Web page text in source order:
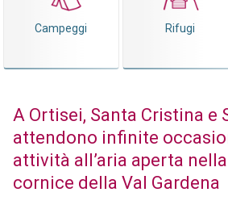
Campeggi Rifugi
A Ortisei, Santa Cristina e
attendono infinite
attività all’aria aperta
cornice della Val Gardena